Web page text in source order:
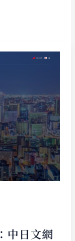
中日文網